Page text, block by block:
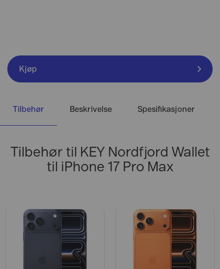
Kjøp
Tilbehør Beskrivelse Spesifikasjoner
Tilbehør til KEY Nordfjord Wallet
til iPhone 17 Pro Max